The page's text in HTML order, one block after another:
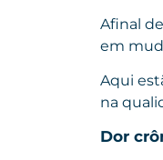
Afinal
em
Aqui
na
Dor